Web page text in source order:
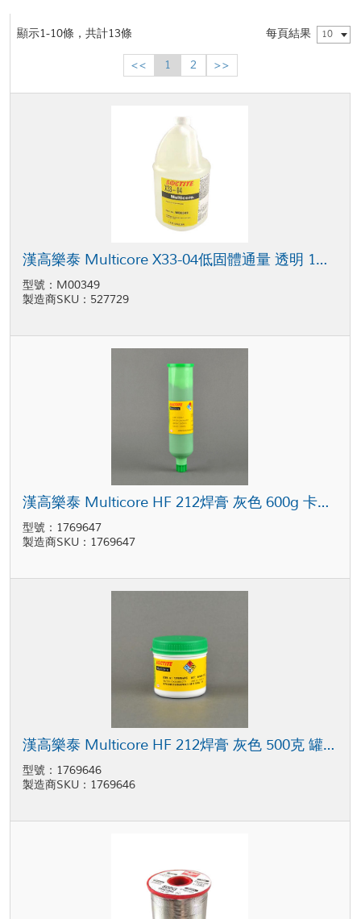
顯示1-10條，共計13條 每頁結果 10
<< 1 2 >>
漢高樂泰 Multicore X33-04低固體通量 透明 1加侖 瓶裝
型號：M00349
製造商SKU：527729
漢高樂泰 Multicore HF 212焊膏 灰色 600g 卡筒包裝
型號：1769647
製造商SKU：1769647
漢高樂泰 Multicore HF 212焊膏 灰色 500克 罐裝
型號：1769646
製造商SKU：1769646